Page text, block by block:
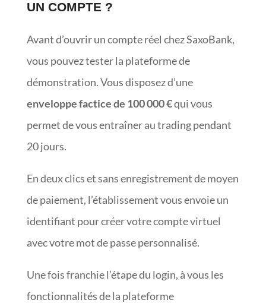
UN COMPTE ?
Avant d’ouvrir un compte réel chez SaxoBank,
vous pouvez tester la plateforme de
démonstration. Vous disposez d’une
enveloppe factice de 100 000 €qui vous
permet de vous entraîner au trading pendant
20 jours.
En deux clics et sans enregistrement de moyen
de paiement, l’établissement vous envoie un
identifiant pour créer votre compte virtuel
avec votre mot de passe personnalisé.
Une fois franchie l’étape du login, à vous les
fonctionnalités de la plateforme